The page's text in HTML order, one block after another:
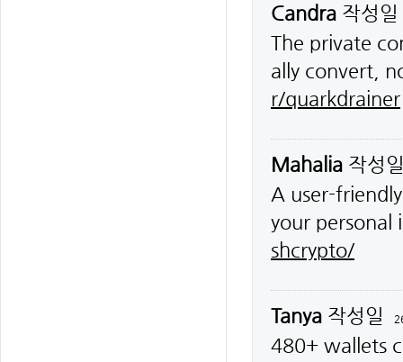
Candra 작성일
The private
ally convert,
r/quarkdrainer
Mahalia 작성
A user-
your
shcrypto/
Tanya 작성일
480+ wallets